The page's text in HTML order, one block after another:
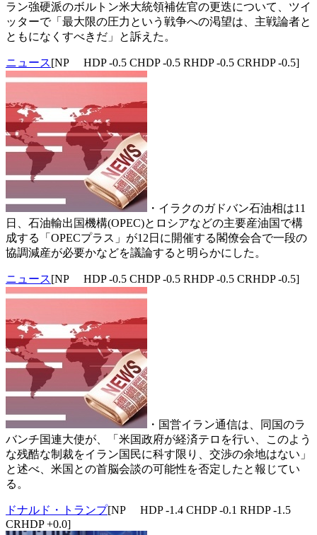
ラン強硬派のボルトン米大統領補佐官の更迭について、ツイ
ッターで「最大限の圧力という戦争への渇望は、主戦論者と
ともになくすべきだ」と訴えた。
ニュース[NP HDP -0.5 CHDP -0.5 RHDP -0.5 CRHDP -0.5]
・イラクのガドバン石油相は11
日、石油輸出国機構(OPEC)とロシアなどの主要産油国で構
成する「OPECプラス」が12日に開催する閣僚会合で一段の
協調減産が必要かなどを議論すると明らかにした。
ニュース[NP HDP -0.5 CHDP -0.5 RHDP -0.5 CRHDP -0.5]
・国営イラン通信は、同国のラ
バンチ国連大使が、「米国政府が経済テロを行い、このよう
な残酷な制裁をイラン国民に科す限り、交渉の余地はない」
と述べ、米国との首脳会談の可能性を否定したと報じてい
る。
ドナルド・トランプ[NP HDP -1.4 CHDP -0.1 RHDP -1.5
CRHDP +0.0]